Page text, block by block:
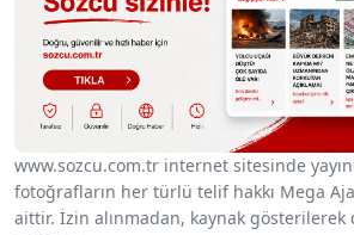
www.sozcu.com.tr internet sitesinde
fotoğrafların her türlü telif hakkı Mega
aittir. İzin alınmadan, kaynak gösterilerek